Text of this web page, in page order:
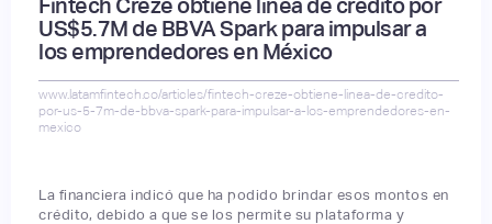
Fintech Creze obtiene línea de crédito por
US$5.7M de BBVA Spark para impulsar a
los emprendedores en México
www.latamfintech.co/articles/fintech-creze-obtiene-linea-de-credito-
por-us-5-7m-de-bbva-spark-para-impulsar-a-los-emprendedores-en-
mexico
La financiera indicó que ha podido brindar esos montos en
crédito, debido a que se los permite su plataforma y